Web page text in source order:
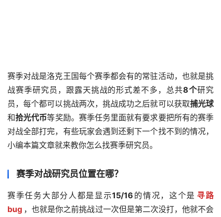
赛季对战是洛克王国每个赛季都会有的常驻活动，也就是挑
战赛季研究员，跟露天挑战的形式差不多，总共8个研究
员，每个都可以挑战两次，挑战成功之后就可以获取捕光球
和拾光代币等奖励。赛季任务里面就有要求要把所有的赛季
对战全部打完，有些玩家会遇到还剩下一个找不到的情况，
小编本篇文章就来教你怎么找赛季研究员。
赛季对战研究员位置在哪？
赛季任务大部分人都是显示15/16 的情况，这个是 寻路
bug ，也就是你之前挑战过一次但是第二次没打，他就不会